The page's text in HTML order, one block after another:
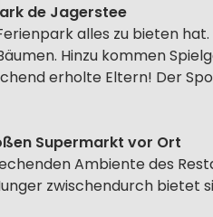
de Jagerstee
alles zu bieten
Hinzu kommen
erholte Eltern! Der
Supermarkt vor Ort
Ambiente des
zwischendurch bietet